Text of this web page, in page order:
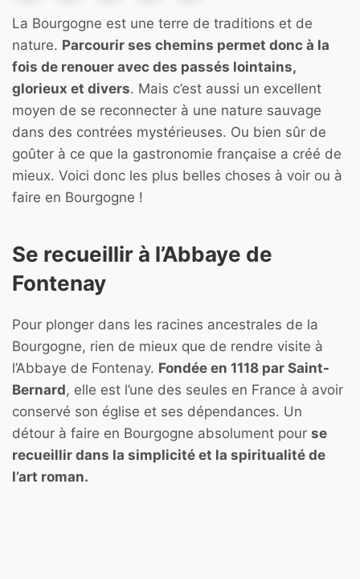
La Bourgogne est une terre de traditions et de
nature. Parcourir ses chemins permet donc à la
fois de renouer avec des passés lointains,
glorieux et divers. Mais c’est aussi un excellent
moyen de se reconnecter à une nature sauvage
dans des contrées mystérieuses. Ou bien sûr de
goûter à ce que la gastronomie française a créé de
mieux. Voici donc les plus belles choses à voir ou à
faire en Bourgogne !
Se recueillir à l’Abbaye de
Fontenay
Pour plonger dans les racines ancestrales de la
Bourgogne, rien de mieux que de rendre visite à
l’Abbaye de Fontenay. Fondée en 1118 par Saint-
Bernard, elle est l’une des seules en France à avoir
conservé son église et ses dépendances. Un
détour à faire en Bourgogne absolument pour se
recueillir dans la simplicité et la spiritualité de
l’art roman.